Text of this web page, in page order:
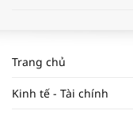
Trang chủ
Kinh tế - Tài chính